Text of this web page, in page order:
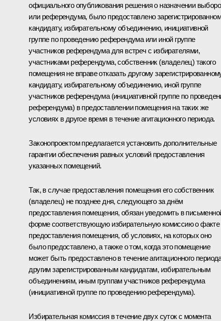
официального опубликования решения о назначении
или референдума, было предоставлено
кандидату, избирательному объединению, инициативной
группе по проведению референдума или иной группе
участников референдума для встреч с избирателями,
участниками референдума, собственник (владелец) такого
помещения не вправе отказать другому
кандидату, избирательному объединению, иной группе
участников референдума (инициативной группе по
референдума) в предоставлении помещения на таких же
условиях в другое время в течение агитационного периода.
Законопроектом предлагается установить дополнительные
гарантии обеспечения равных условий предоставления
указанных помещений.
Так, в случае предоставления помещения его собственник
(владелец) не позднее дня, следующего за днём
предоставления помещения, обязан уведомить в
форме соответствующую избирательную комиссию о факте
предоставления помещения, об условиях, на которых оно
было предоставлено, а также о том, когда это помещение
может быть предоставлено в течение агитационного
другим зарегистрированным кандидатам, избирательным
объединениям, иным группам участников референдума
(инициативной группе по проведению референдума).
Избирательная комиссия в течение двух суток с момента